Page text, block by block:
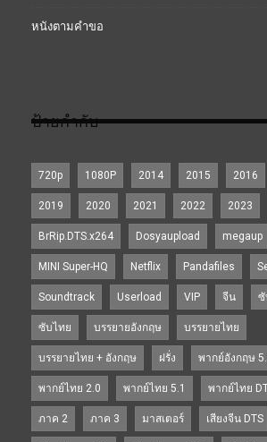
หนังตามคำขอ
ป้ายกำกับ
720p 1080P 2014 2015 2016
2019 2020 2021 2022 2023
BrRip.DTS.x264 Dosyaupload megaup
MINI Super-HQ Netflix Pandafiles
Soundtrack Userload VIP จีน ซั
ซับไทย บรรยายอังกฤษ บรรยายไทย
บรรยายไทย + อังกฤษ ฝรั่ง พากย์อังกฤษ
พากย์ไทย 2.0 พากย์ไทย 5.1 พากย์ไทย
ภาค 2 ภาค 3 มาสเตอร์ เสียงจีน DTS